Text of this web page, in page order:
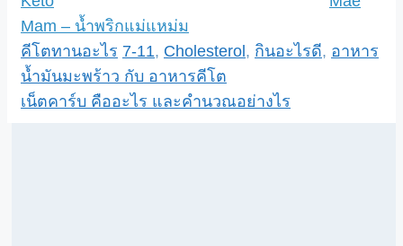
Mam – น้ำพริกแม่แหม่ม
Categories
คีโตทานอะไร Tags
7-11, Cholesterol, กินอะไรดี, อาหาร
น้ำมันมะพร้าว กับ อาหารคีโต
เน็ตคาร์บ คืออะไร และคำนวณอย่างไร